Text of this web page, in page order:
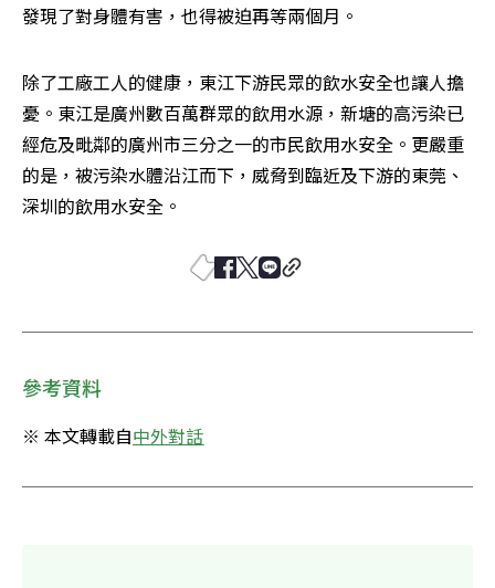
發現了對身體有害，也得被迫再等兩個月。
除了工廠工人的健康，東江下游民眾的飲水安全也讓人擔
憂。東江是廣州數百萬群眾的飲用水源，新塘的高污染已
經危及毗鄰的廣州市三分之一的市民飲用水安全。更嚴重
的是，被污染水體沿江而下，威脅到臨近及下游的東莞、
深圳的飲用水安全。
參考資料
※ 本文轉載自中外對話